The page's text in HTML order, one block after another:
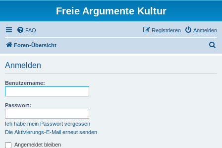
Freie Argumente Kultur
FAQ Anmelden
Registrieren
Foren-Übersicht
Anmelden
Benutzername:
Passwort:
Ich habe mein Passwort vergessen
Die Aktivierungs-E-Mail erneut senden
Angemeldet bleiben